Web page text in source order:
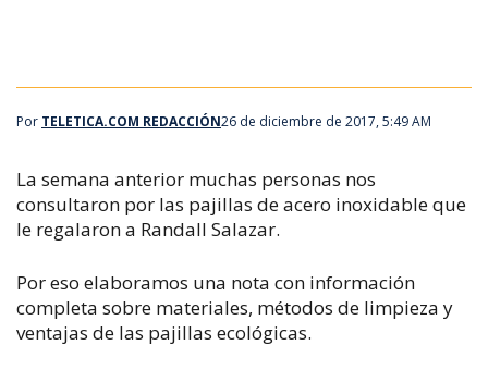
Por TELETICA.COM REDACCIÓN26 de diciembre de 2017, 5:49 AM
La semana anterior muchas personas nos
consultaron por las pajillas de acero inoxidable que
le regalaron a Randall Salazar.
Por eso elaboramos una nota con información
completa sobre materiales, métodos de limpieza y
ventajas de las pajillas ecológicas.